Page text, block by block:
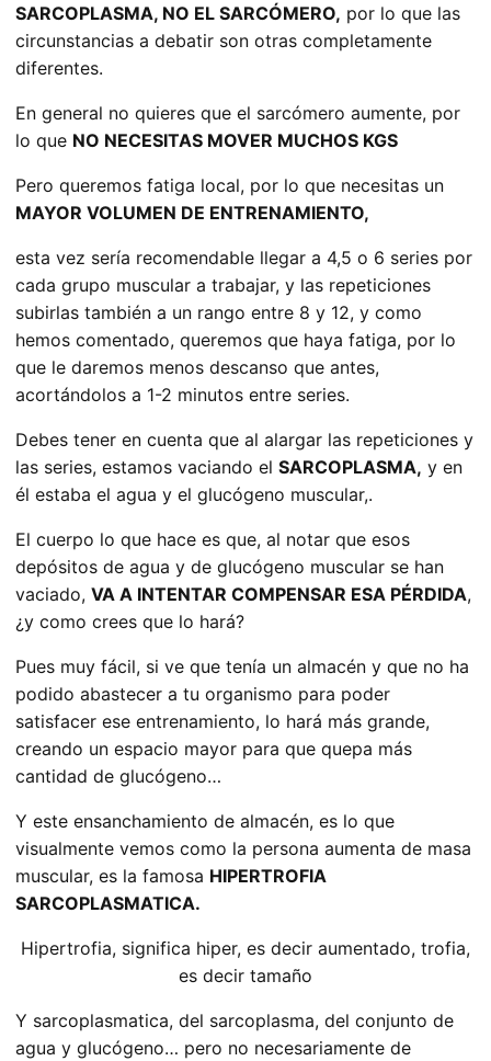
SARCOPLASMA, NO EL SARCÓMERO, por lo que las
circunstancias a debatir son otras completamente
diferentes.
En general no quieres que el sarcómero aumente, por
lo que NO NECESITAS MOVER MUCHOS KGS
Pero queremos fatiga local, por lo que necesitas un
MAYOR VOLUMEN DE ENTRENAMIENTO,
esta vez sería recomendable llegar a 4,5 o 6 series por
cada grupo muscular a trabajar, y las repeticiones
subirlas también a un rango entre 8 y 12, y como
hemos comentado, queremos que haya fatiga, por lo
que le daremos menos descanso que antes,
acortándolos a 1-2 minutos entre series.
Debes tener en cuenta que al alargar las repeticiones y
las series, estamos vaciando el SARCOPLASMA, y en
él estaba el agua y el glucógeno muscular,.
El cuerpo lo que hace es que, al notar que esos
depósitos de agua y de glucógeno muscular se han
vaciado, VA A INTENTAR COMPENSAR ESA PÉRDIDA,
¿y como crees que lo hará?
Pues muy fácil, si ve que tenía un almacén y que no ha
podido abastecer a tu organismo para poder
satisfacer ese entrenamiento, lo hará más grande,
creando un espacio mayor para que quepa más
cantidad de glucógeno…
Y este ensanchamiento de almacén, es lo que
visualmente vemos como la persona aumenta de masa
muscular, es la famosa HIPERTROFIA
SARCOPLASMATICA.
Hipertrofia, significa hiper, es decir aumentado, trofia,
es decir tamaño
Y sarcoplasmatica, del sarcoplasma, del conjunto de
agua y glucógeno… pero no necesariamente de